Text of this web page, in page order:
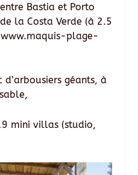
Bastia et Porto
la Costa Verde (à 2.5
plage-
d’arbousiers géants, à
mini villas (studio,